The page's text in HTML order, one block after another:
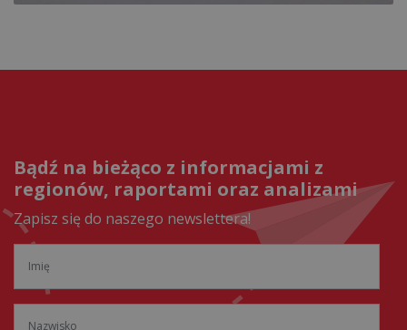
Bądź na bieżąco z informacjami z
regionów, raportami oraz analizami
Zapisz się do naszego newslettera!